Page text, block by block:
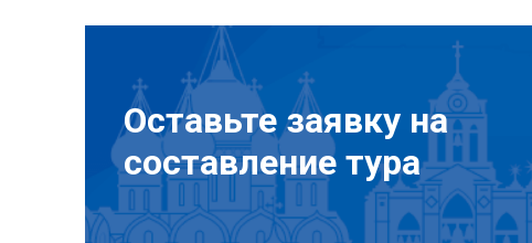
Оставьте заявку на
составление тура